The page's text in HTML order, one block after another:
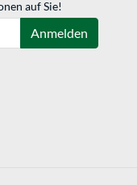
auf Sie!
Anmelden